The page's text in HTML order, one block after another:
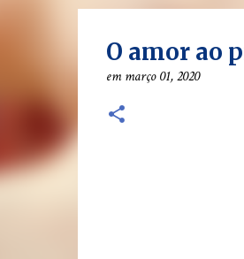
O amor ao
emmarço 01, 2020